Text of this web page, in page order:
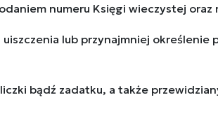
numeru Księgi wieczystej oraz
lub przynajmniej określenie
bądź zadatku, a także